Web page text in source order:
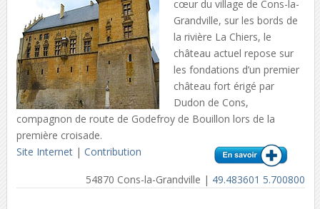
cœur du village de Cons-la-
Grandville, sur les bords de
la rivière La Chiers, le
château actuel repose sur
les fondations d’un premier
château fort érigé par
Dudon de Cons,
compagnon de route de Godefroy de Bouillon lors de la
première croisade.
Site Internet| Contribution
54870 Cons-la-Grandville | 49.483601 5.700800